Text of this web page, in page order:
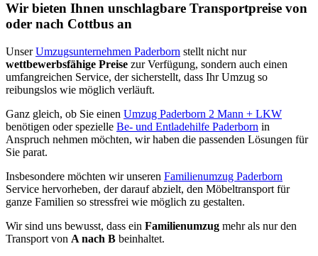
Wir bieten Ihnen unschlagbare Transportpreise von
oder nach Cottbus an
UnserUmzugsunternehmen Paderborn stellt nicht nur
wettbewerbsfähige Preise zur Verfügung, sondern auch einen
umfangreichen Service, der sicherstellt, dass Ihr Umzug so
reibungslos wie möglich verläuft.
Ganz gleich, ob Sie einen Umzug Paderborn 2 Mann + LKW
benötigen oder spezielle Be- und Entladehilfe Paderborn in
Anspruch nehmen möchten, wir haben die passenden Lösungen für
Sie parat.
Insbesondere möchten wir unseren Familienumzug Paderborn
Service hervorheben, der darauf abzielt, den Möbeltransport für
ganze Familien so stressfrei wie möglich zu gestalten.
Wir sind uns bewusst, dass ein Familienumzug mehr als nur den
Transport von A nach B beinhaltet.